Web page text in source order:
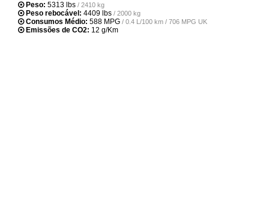
Peso: 5313 lbs / 2410 kg
Peso rebocável: 4409 lbs / 2000 kg
Consumos Médio: 588 MPG / 0.4 L/100 km / 706 MPG UK
Emissões de CO2: 12 g/Km